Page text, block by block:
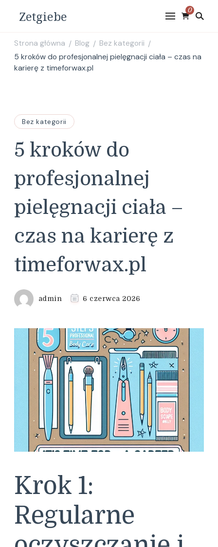
Zetgiebe 0
Strona główna / Blog / Bez kategorii /
5 kroków do profesjonalnej pielęgnacji ciała – czas na
karierę z timeforwax.pl
Bez kategorii
5 kroków do
profesjonalnej
pielęgnacji ciała –
czas na karierę z
timeforwax.pl
admin 6 czerwca 2026
Krok 1:
Regularne